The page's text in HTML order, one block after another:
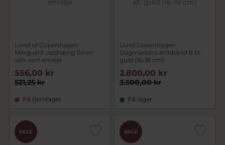
Lund of Copenhagen
Marguerit vedhæng 11mm
sølv sort emalje
521,25 kr
556,00 kr
På fjernlager
Lund Copenhagen
Dagmarkors armbånd 8 kt.
guld (16-18 cm)
3.500,00 kr
2.800,00 kr
På lager
PRIS
SALE
PRIS
SALE